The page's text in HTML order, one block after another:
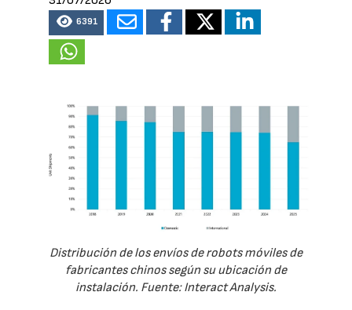
6391
Distribución de los envíos de robots móviles de
fabricantes chinos según su ubicación de
instalación. Fuente: Interact Analysis.